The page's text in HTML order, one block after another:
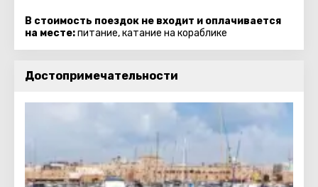
В стоимость поездок не входит и оплачивается
на месте:питание, катание на кораблике
Достопримечательности